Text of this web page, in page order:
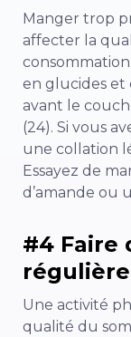
Manger trop
affecter la
en glucides et
avant le
(24). Si vous
une collation
Essayez de
d’amande ou
#4 Faire
Une activité
qualité du